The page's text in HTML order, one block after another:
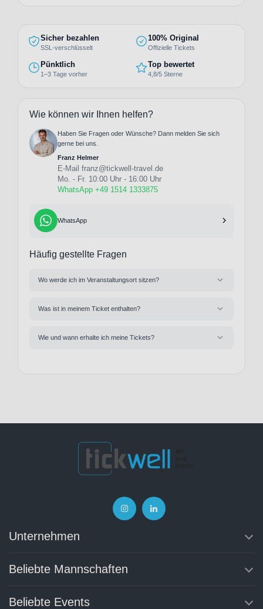
Sicher bezahlen
SSL-verschlüsselt
100% Original
Offizielle Tickets
Pünktlich
1–3 Tage vorher
Top bewertet
4,8/5 Sterne
Wie können wir Ihnen helfen?
Haben Sie Fragen oder Wünsche? Dann melden Sie sich
gerne bei uns.
Franz Helmer
E-Mail franz@tickwell-travel.de
Mo. - Fr. 10:00 Uhr - 16:00 Uhr
WhatsApp +49 1514 1333875
WhatsApp
Häufig gestellte Fragen
Wo werde ich im Veranstaltungsort sitzen?
Was ist in meinem Ticket enthalten?
Wie und wann erhalte ich meine Tickets?
Unternehmen
Beliebte Mannschaften
Beliebte Events